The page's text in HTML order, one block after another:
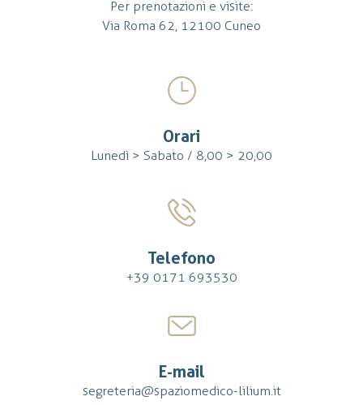
Per prenotazioni e visite:
Via Roma 62, 12100 Cuneo
Orari
Lunedì > Sabato / 8,00 > 20,00
Telefono
+39 0171 693530
E-mail
segreteria@spaziomedico-lilium.it